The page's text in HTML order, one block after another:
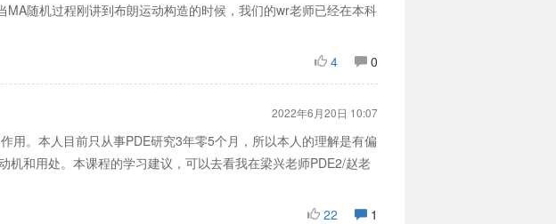
随机过程刚讲到布朗运动构造的时候，我们的wr老师已经在本科
4
0
2022年6月20日 10:07
用。本人目前只从事PDE研究3年零5个月，所以本人的理解是有偏
和用处。本课程的学习建议，可以去看我在梁兴老师PDE2/赵老
22
1